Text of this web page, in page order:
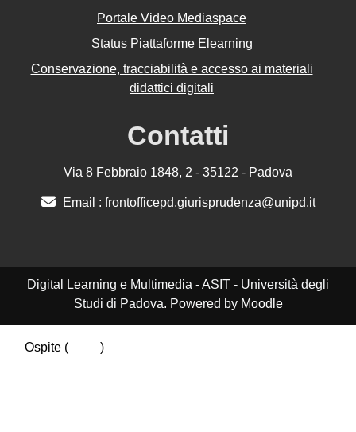
Portale Video Mediaspace
Status Piattaforme Elearning
Conservazione, tracciabilità e accesso ai materiali
didattici digitali
Contatti
Via 8 Febbraio 1848, 2 - 35122 - Padova
Email : frontofficepd.giurisprudenza@unipd.it
Digital Learning e Multimedia - ASIT - Università degli
Studi di Padova. Powered by Moodle
Ospite (
)